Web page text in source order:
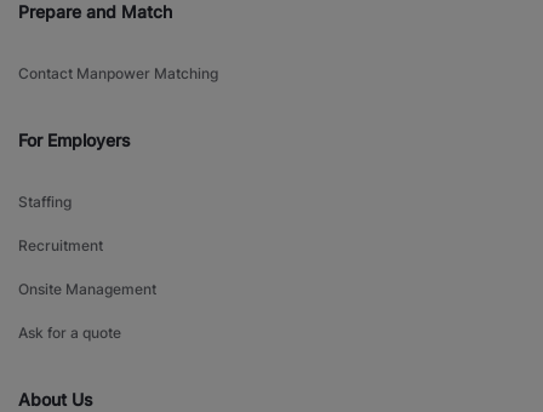
Prepare and Match
Contact Manpower Matching
For Employers
Staffing
Recruitment
Onsite Management
Ask for a quote
About Us